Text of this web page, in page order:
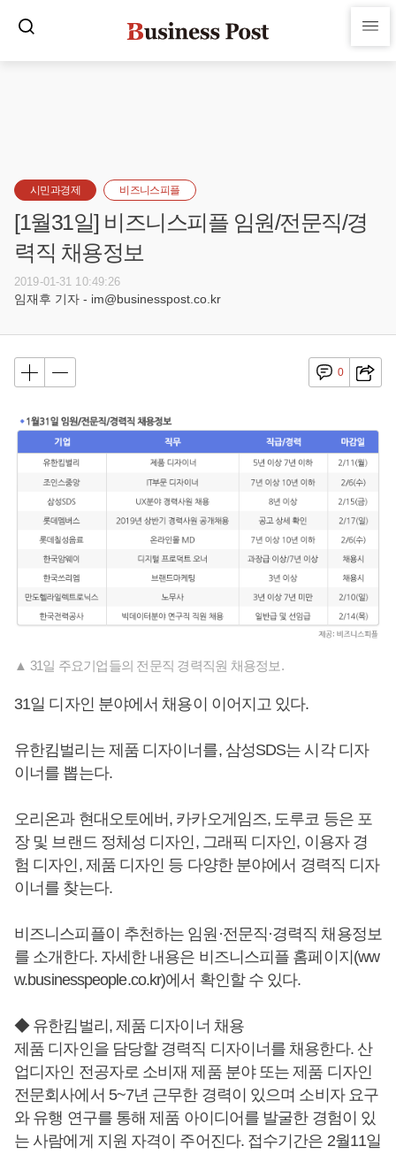
시민과경제 비즈니스피플
[1월31일] 비즈니스피플 임원/전문직/경
력직 채용정보
2019-01-31 10:49:26
임재후 기자 - im@businesspost.co.kr
0
▲ 31일 주요기업들의 전문직 경력직원 채용정보.
31일 디자인 분야에서 채용이 이어지고 있다.
유한킴벌리는 제품 디자이너를, 삼성SDS는 시각 디자
이너를 뽑는다.
오리온과 현대오토에버, 카카오게임즈, 도루코 등은 포
장 및 브랜드 정체성 디자인, 그래픽 디자인, 이용자 경
험 디자인, 제품 디자인 등 다양한 분야에서 경력직 디자
이너를 찾는다.
비즈니스피플이 추천하는 임원·전문직·경력직 채용정보
를 소개한다. 자세한 내용은 비즈니스피플 홈페이지(ww
w.businesspeople.co.kr)에서 확인할 수 있다.
◆ 유한킴벌리, 제품 디자이너 채용
제품 디자인을 담당할 경력직 디자이너를 채용한다. 산
업디자인 전공자로 소비재 제품 분야 또는 제품 디자인
전문회사에서 5~7년 근무한 경력이 있으며 소비자 요구
와 유행 연구를 통해 제품 아이디어를 발굴한 경험이 있
는 사람에게 지원 자격이 주어진다. 접수기간은 2월11일